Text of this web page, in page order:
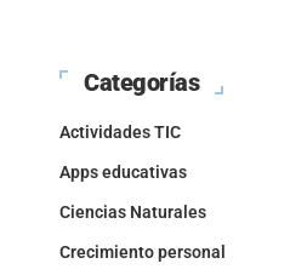
Categorías
Actividades TIC
Apps educativas
Ciencias Naturales
Crecimiento personal